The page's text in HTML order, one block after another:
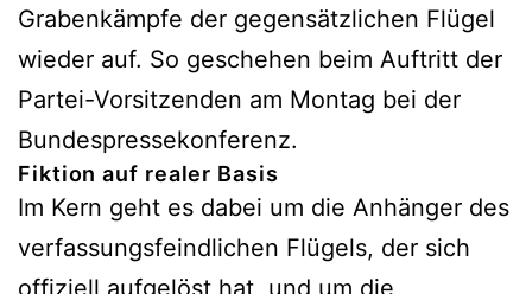
Grabenkämpfe der gegensätzlichen Flügel
wieder auf. So geschehen beim Auftritt der
Partei-Vorsitzenden am Montag bei der
Bundespressekonferenz.
Fiktion auf realer Basis
Im Kern geht es dabei um die Anhänger des
verfassungsfeindlichen Flügels, der sich
offiziell aufgelöst hat, und um die